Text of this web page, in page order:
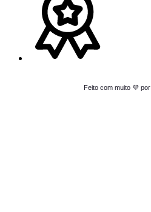
Feito com muito 💜 por